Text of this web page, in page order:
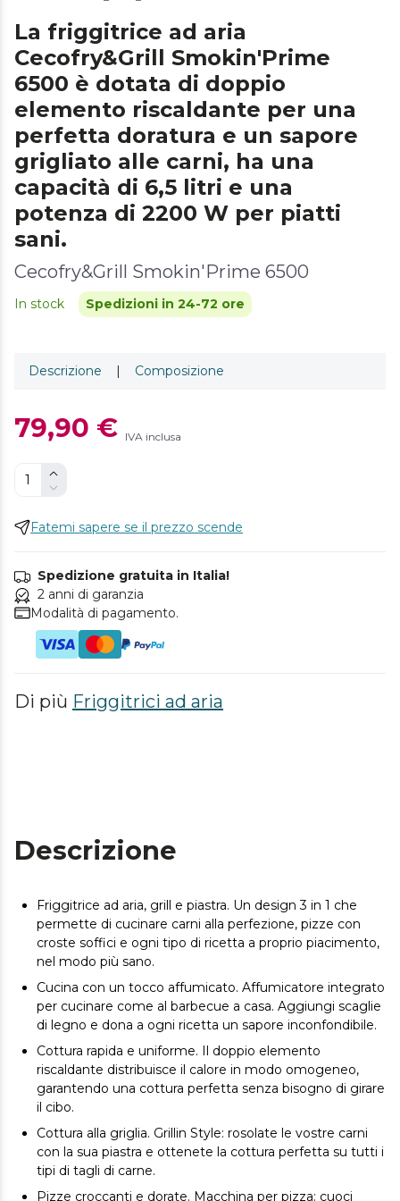
La friggitrice ad aria
Cecofry&Grill Smokin'Prime
6500 è dotata di doppio
elemento riscaldante per una
perfetta doratura e un sapore
grigliato alle carni, ha una
capacità di 6,5 litri e una
potenza di 2200 W per piatti
sani.
Cecofry&Grill Smokin'Prime 6500
In stock Spedizioni in 24-72 ore
Descrizione | Composizione
79,90 € IVA inclusa
Fatemi sapere se il prezzo scende
Spedizione gratuita in Italia!
2 anni di garanzia
Modalità di pagamento.
Di più Friggitrici ad aria
Descrizione
Friggitrice ad aria, grill e piastra. Un design 3 in 1 che
permette di cucinare carni alla perfezione, pizze con
croste soffici e ogni tipo di ricetta a proprio piacimento,
nel modo più sano.
Cucina con un tocco affumicato. Affumicatore integrato
per cucinare come al barbecue a casa. Aggiungi scaglie
di legno e dona a ogni ricetta un sapore inconfondibile.
Cottura rapida e uniforme. Il doppio elemento
riscaldante distribuisce il calore in modo omogeneo,
garantendo una cottura perfetta senza bisogno di girare
il cibo.
Cottura alla griglia. Grillin Style: rosolate le vostre carni
con la sua piastra e ottenete la cottura perfetta su tutti i
tipi di tagli di carne.
Pizze croccanti e dorate. Macchina per pizza: cuoci